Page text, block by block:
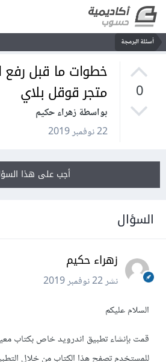
أسئلة البرمجة
0
خطوات ما قبل رفع
متجر قوقل بلاي
بواسطة زهراء حكيم
22 نوفمبر 2019
أجب على هذا
السؤال
زهراء حكيم
نشر22 نوفمبر 2019
السلام عليكم
قمت بإنشاء تطبيق اندرويد خاص بكتاب